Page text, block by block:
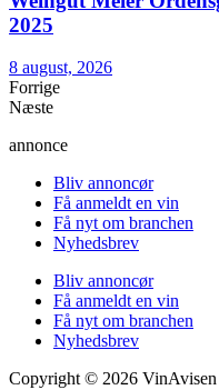
2025
8 august, 2026
Forrige
Næste
annonce
Bliv annoncør
Få anmeldt en vin
Få nyt om branchen
Nyhedsbrev
Bliv annoncør
Få anmeldt en vin
Få nyt om branchen
Nyhedsbrev
Copyright © 2026 VinAvisen